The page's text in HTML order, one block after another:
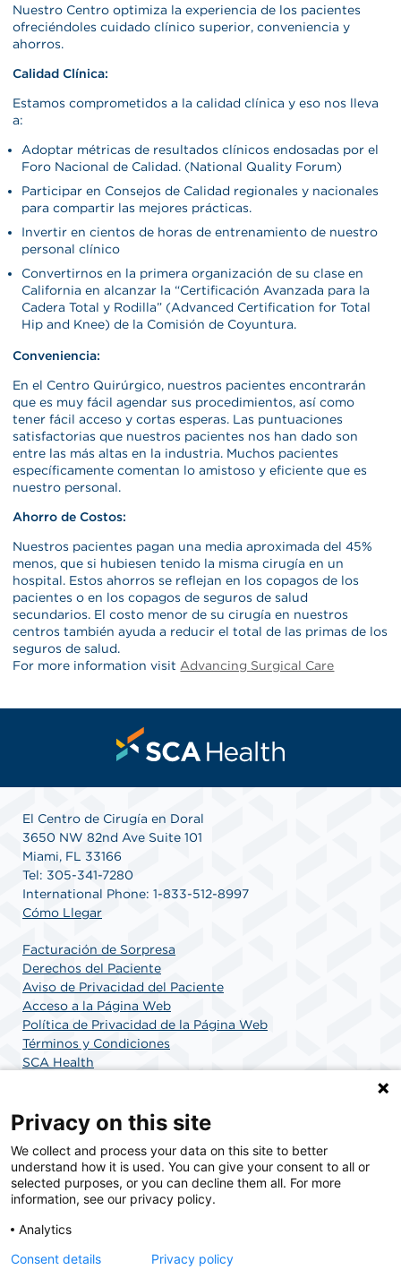
Nuestro Centro optimiza la experiencia de los pacientes
ofreciéndoles cuidado clínico superior, conveniencia y
ahorros.
Calidad Clínica:
Estamos comprometidos a la calidad clínica y eso nos lleva
a:
Adoptar métricas de resultados clínicos endosadas por el
Foro Nacional de Calidad. (National Quality Forum)
Participar en Consejos de Calidad regionales y nacionales
para compartir las mejores prácticas.
Invertir en cientos de horas de entrenamiento de nuestro
personal clínico
Convertirnos en la primera organización de su clase en
California en alcanzar la “Certificación Avanzada para la
Cadera Total y Rodilla” (Advanced Certification for Total
Hip and Knee) de la Comisión de Coyuntura.
Conveniencia:
En el Centro Quirúrgico, nuestros pacientes encontrarán
que es muy fácil agendar sus procedimientos, así como
tener fácil acceso y cortas esperas. Las puntuaciones
satisfactorias que nuestros pacientes nos han dado son
entre las más altas en la industria. Muchos pacientes
específicamente comentan lo amistoso y eficiente que es
nuestro personal.
Ahorro de Costos:
Nuestros pacientes pagan una media aproximada del 45%
menos, que si hubiesen tenido la misma cirugía en un
hospital. Estos ahorros se reflejan en los copagos de los
pacientes o en los copagos de seguros de salud
secundarios. El costo menor de su cirugía en nuestros
centros también ayuda a reducir el total de las primas de los
seguros de salud.
For more information visit Advancing Surgical Care
El Centro de Cirugía en Doral
3650 NW 82nd Ave Suite 101
Miami, FL 33166
Tel: 305-341-7280
International Phone: 1-833-512-8997
Cómo Llegar
Facturación de Sorpresa
Derechos del Paciente
Aviso de Privacidad del Paciente
Acceso a la Página Web
Política de Privacidad de la Página Web
Términos y Condiciones
SCA Health
SCA Health es un proveedor nacional de soluciones
quirúrgicas comprometido con mejorar la atención
médica en Estados Unidos. SCA Health es el socio
elegido para la atención quirúrgica.
Privacy on this site
We collect and process your data on this site to better
understand how it is used. You can give your consent to all or
selected purposes, or you can decline them all. For more
information, see our privacy policy.
Analytics
Consent details
Privacy policy